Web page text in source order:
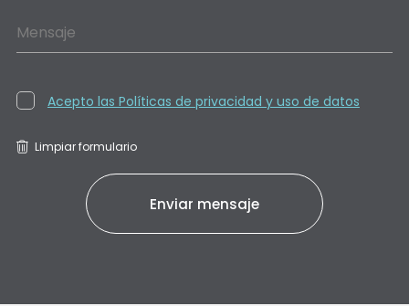
Mensaje
Acepto las Políticas de privacidad y uso de datos
Limpiar formulario